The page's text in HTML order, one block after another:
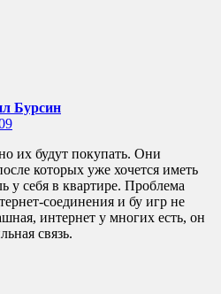
Бурсин
их будут покупать. Они
которых уже хочется иметь
у себя в квартире. Проблема
соединения и бу игр не
интернет у многих есть, он
связь.